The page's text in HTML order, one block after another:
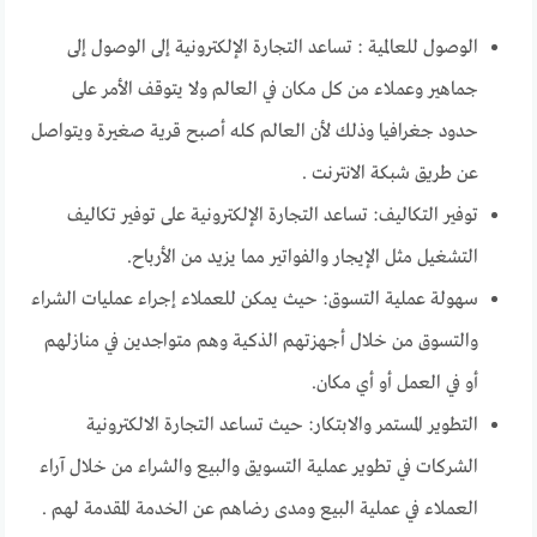
الوصول للعالمية : تساعد التجارة الإلكترونية إلى الوصول إلى
جماهير وعملاء من كل مكان في العالم ولا يتوقف الأمر على
حدود جغرافيا وذلك لأن العالم كله أصبح قرية صغيرة ويتواصل
عن طريق شبكة الانترنت .
توفير التكاليف: تساعد التجارة الإلكترونية على توفير تكاليف
التشغيل مثل الإيجار والفواتير مما يزيد من الأرباح.
سهولة عملية التسوق: حيث يمكن للعملاء إجراء عمليات الشراء
والتسوق من خلال أجهزتهم الذكية وهم متواجدين في منازلهم
أو في العمل أو أي مكان.
التطوير المستمر والابتكار: حيث تساعد التجارة الالكترونية
الشركات في تطوير عملية التسويق والبيع والشراء من خلال آراء
العملاء في عملية البيع ومدى رضاهم عن الخدمة المقدمة لهم .